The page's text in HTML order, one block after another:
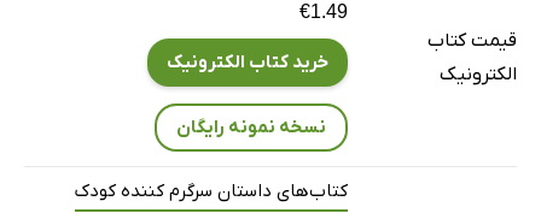
قیمت کتاب
الکترونیک
€1.49
خرید کتاب الکترونیک
نسخه نمونه رایگان
کتاب‌های داستان سرگرم کننده کودک